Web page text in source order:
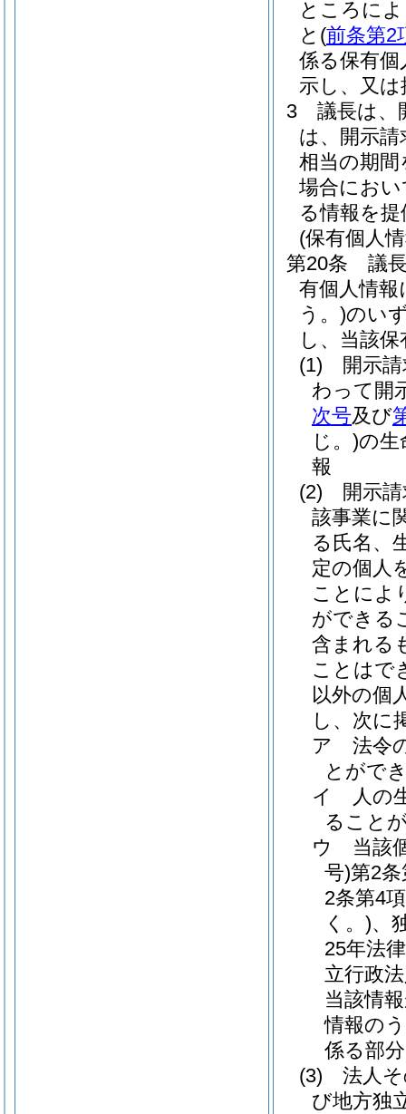
ところに
と (前条第2
係る保有
示し、又
3
議長は、
は、開示
相当の期
場合にお
る情報を
(保有個人
第20条
議
有個人情報
う。)のい
し、当該
(1)
開示
わって開
次号及び
じ。)の生
報
(2)
開示
該事業に
る氏名、
定の個人
ことによ
ができる
含まれる
ことはで
以外の個
し、次に
ア
法令
とがで
イ
人の
ること
ウ
当該
号)第2
2条第4
く。)、
25年法
立行政
当該情
情報の
係る部分
(3)
法人
び地方独